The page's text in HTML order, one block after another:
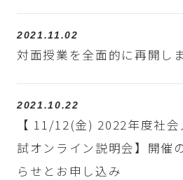
2021.11.02
対面授業を全面的に再開し
2021.10.22
【 11/12(金) 2022年度社会
試オンライン説明会】開催
らせとお申し込み